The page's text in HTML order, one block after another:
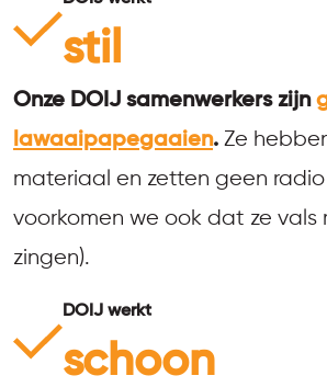
stil
Onze DOIJ samenwerkers zijn
lawaaipapegaaien. Ze
materiaal en zetten geen
voorkomen we ook dat ze vals
zingen).
DOIJ werkt
schoon